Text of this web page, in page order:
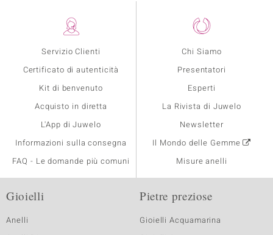
Servizio Clienti
Certificato di autenticità
Kit di benvenuto
Acquisto in diretta
L'App di Juwelo
Informazioni sulla consegna
FAQ - Le domande più comuni
Chi Siamo
Presentatori
Esperti
La Rivista di Juwelo
Newsletter
Il Mondo delle Gemme
Misure anelli
Gioielli
Anelli
Pietre preziose
Gioielli Acquamarina